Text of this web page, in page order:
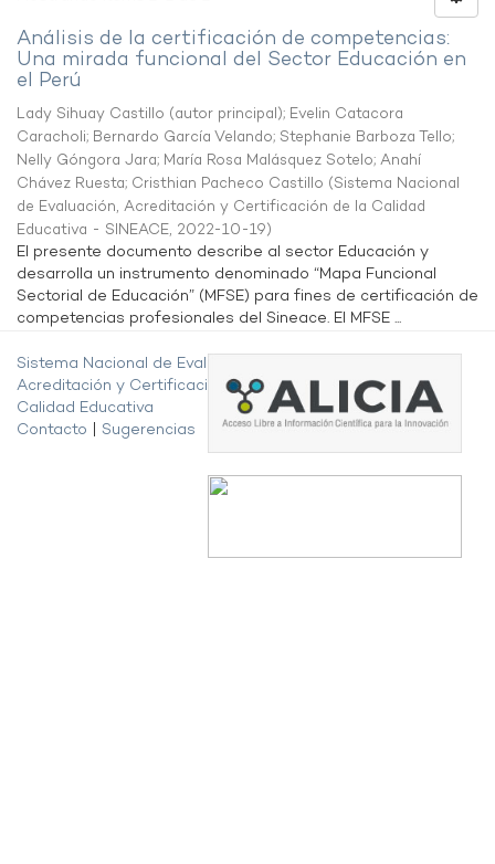
Análisis de la certificación de competencias:
Una mirada funcional del Sector Educación en
el Perú
Lady Sihuay Castillo (autor principal); Evelin Catacora
Caracholi; Bernardo García Velando; Stephanie Barboza Tello;
Nelly Góngora Jara; María Rosa Malásquez Sotelo; Anahí
Chávez Ruesta; Cristhian Pacheco Castillo (Sistema Nacional
de Evaluación, Acreditación y Certificación de la Calidad
Educativa - SINEACE, 2022-10-19)
El presente documento describe al sector Educación y
desarrolla un instrumento denominado “Mapa Funcional
Sectorial de Educación” (MFSE) para fines de certificación de
competencias profesionales del Sineace. El MFSE ...
Sistema Nacional de Evaluación,
Acreditación y Certificación de la
Calidad Educativa
Contacto
Sugerencias